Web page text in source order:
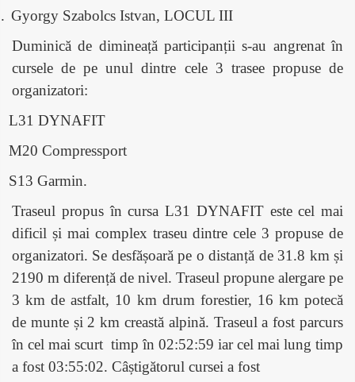
Gyorgy Szabolcs Istvan, LOCUL III
Duminică de dimineață participanții s-au angrenat în
cursele de pe unul dintre cele 3 trasee propuse de
organizatori:
L31 DYNAFIT
M20 Compressport
S13 Garmin.
Traseul propus în cursa L31 DYNAFIT este cel mai
dificil și mai complex traseu dintre cele 3 propuse de
organizatori. Se desfășoară pe o distanță de 31.8 km și
2190 m diferență de nivel. Traseul propune alergare pe
3 km de astfalt, 10 km drum forestier, 16 km potecă
de munte și 2 km creastă alpină. Traseul a fost parcurs
în cel mai scurt timp în 02:52:59 iar cel mai lung timp
a fost 03:55:02. Câștigătorul cursei a fost